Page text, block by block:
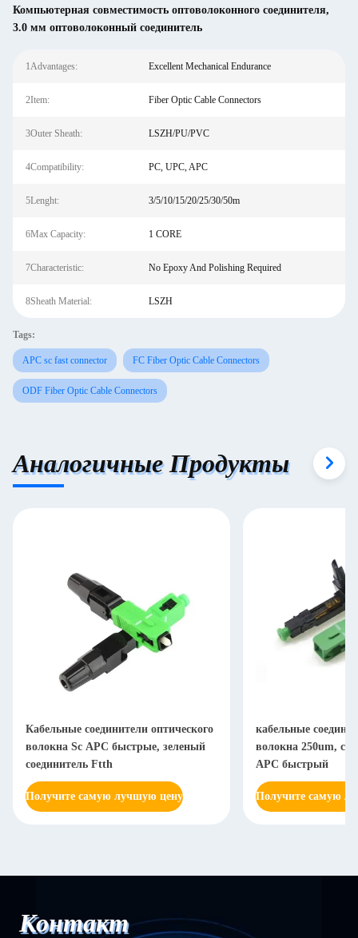
Компьютерная совместимость оптоволоконного соединителя,
3.0 мм оптоволоконный соединитель
1Advantages: Excellent Mechanical Endurance
2Item: Fiber Optic Cable Connectors
3Outer Sheath: LSZH/PU/PVC
4Compatibility: PC, UPC, APC
5Lenght: 3/5/10/15/20/25/30/50m
6Max Capacity: 1 CORE
7Characteristic: No Epoxy And Polishing Required
8Sheath Material: LSZH
Tags:
APC sc fast connector FC Fiber Optic Cable Connectors
ODF Fiber Optic Cable Connectors
Аналогичные Продукты
Кабельные соединители оптического
волокна Sc APC быстрые, зеленый
соединитель Ftth
Получите самую лучшую цену
кабельные
волокна 250um,
APC быстрый
Получите самую
Контакт